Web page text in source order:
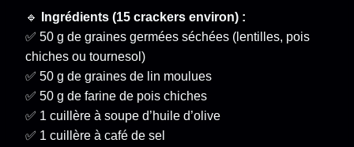
🔹
Ingrédients (15 crackers environ) :
✅ 50 g de graines germées séchées (lentilles, pois
chiches ou tournesol)
✅ 50 g de graines de lin moulues
✅ 50 g de farine de pois chiches
✅ 1 cuillère à soupe d’huile d’olive
✅ 1 cuillère à café de sel